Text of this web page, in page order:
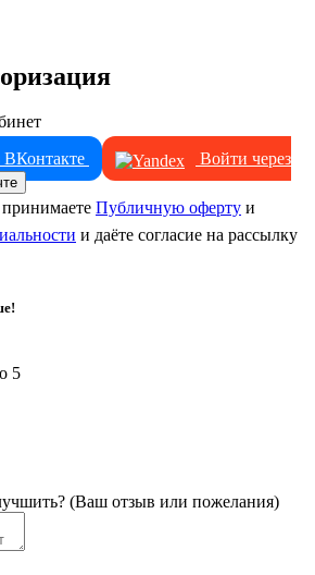
Войти через
Публичную оферту и
и даёте согласие на рассылку
5
(Ваш отзыв или пожелания)